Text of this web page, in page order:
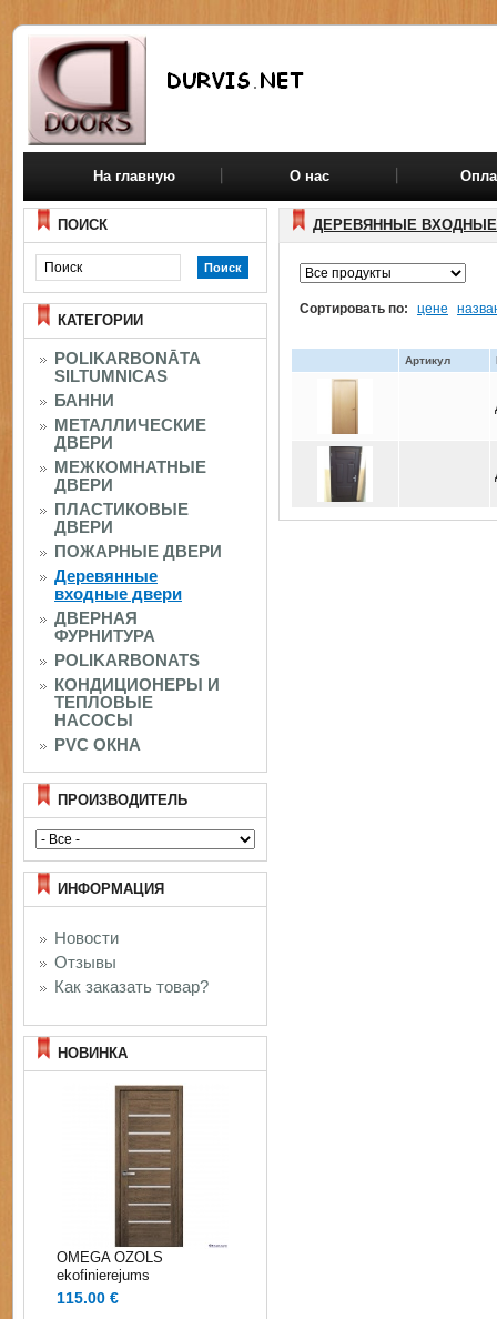
На главную О нас
ПОИСК
КАТЕГОРИИ
POLIKARBONĀTA
SILTUMNICAS
БАННИ
МЕТАЛЛИЧЕСКИЕ
ДВЕРИ
МЕЖКОМНАТНЫЕ
ДВЕРИ
ПЛАСТИКОВЫЕ
ДВЕРИ
ПОЖАРНЫЕ ДВЕРИ
Деревянные
входные двери
ДВЕРНАЯ
ФУРНИТУРА
POLIKARBONATS
КОНДИЦИОНЕРЫ И
ТЕПЛОВЫЕ
НАСОСЫ
PVC ОКНА
ПРОИЗВОДИТЕЛЬ
ИНФОРМАЦИЯ
Новости
Отзывы
Как заказать товар?
НОВИНКА
OMEGA OZOLS
ekofinierejums
115.00 €
ДЕРЕВЯННЫЕ
Сортировать по: цене
Артикул